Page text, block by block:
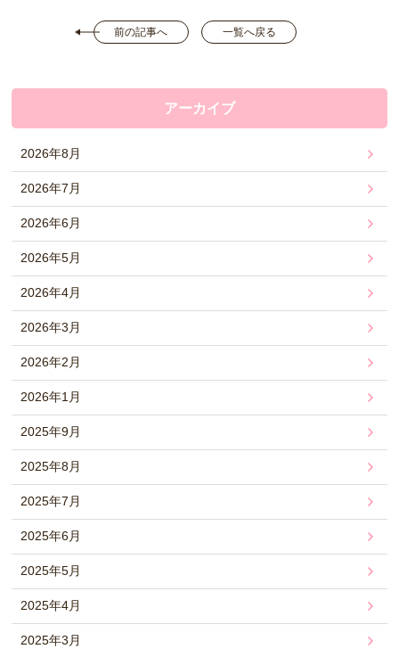
前の記事へ 一覧へ戻る
アーカイブ
2026年8月
2026年7月
2026年6月
2026年5月
2026年4月
2026年3月
2026年2月
2026年1月
2025年9月
2025年8月
2025年7月
2025年6月
2025年5月
2025年4月
2025年3月